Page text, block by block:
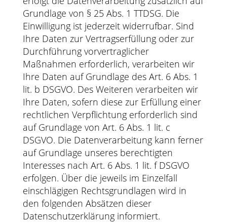
Grundlage von § 25 Abs. 1 TTDSG. Die
Einwilligung ist jederzeit widerrufbar. Sind
Ihre Daten zur Vertragserfüllung oder zur
Durchführung vorvertraglicher
Maßnahmen erforderlich, verarbeiten wir
Ihre Daten auf Grundlage des Art. 6 Abs. 1
lit. b DSGVO. Des Weiteren verarbeiten wir
Ihre Daten, sofern diese zur Erfüllung einer
rechtlichen Verpflichtung erforderlich sind
auf Grundlage von Art. 6 Abs. 1 lit. c
DSGVO. Die Datenverarbeitung kann ferner
auf Grundlage unseres berechtigten
Interesses nach Art. 6 Abs. 1 lit. f DSGVO
erfolgen. Über die jeweils im Einzelfall
einschlägigen Rechtsgrundlagen wird in
den folgenden Absätzen dieser
Datenschutzerklärung informiert.